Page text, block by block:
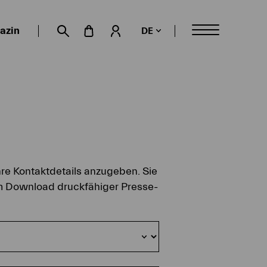
Suche öffnenMein Konto
DE
Kontaktdetails anzugeben. Sie
Download druckfähiger Presse-